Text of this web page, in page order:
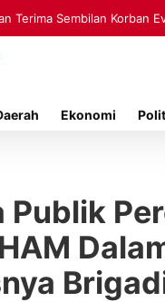
Terima Sembilan
Berbekal Rp70 Ribu
Ekonomi
Publik